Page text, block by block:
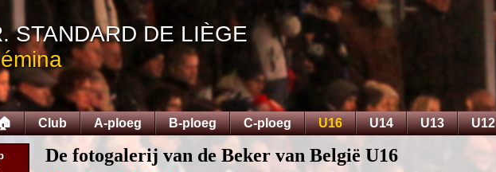
STANDARD DE LIÈGE
Club A-ploeg B-ploeg C-ploeg U16 U14 U13 U12
De fotogalerij van de Beker van België U16